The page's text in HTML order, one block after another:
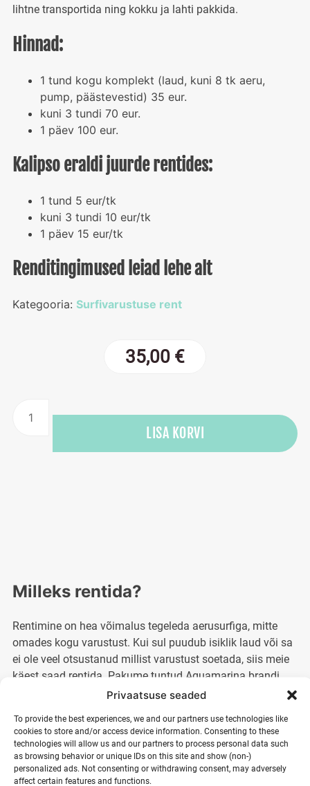
Privaatsuse seaded
To provide the best experiences, we and our partners use technologies like
cookies to store and/or access device information. Consenting to these
technologies will allow us and our partners to process personal data such
as browsing behavior or unique IDs on this site and show (non-)
personalized ads. Not consenting or withdrawing consent, may adversely
affect certain features and functions.
35,00 €
lihtne transportida ning kokku ja lahti pakkida.
Hinnad:
1 tund kogu komplekt (laud, kuni 8 tk aeru,
pump, päästevestid) 35 eur.
kuni 3 tundi 70 eur.
1 päev 100 eur.
Kalipso eraldi juurde rentides:
1 tund 5 eur/tk
kuni 3 tundi 10 eur/tk
1 päev 15 eur/tk
Renditingimused leiad lehe alt
SUP-
LISA KORVI
Kategooria: Surfivarustuse rent
Milleks rentida?
Rentimine on hea võimalus tegeleda aerusurfiga, mitte
omades kogu varustust. Kui sul puudub isiklik laud või sa
ei ole veel otsustanud millist varustust soetada, siis meie
käest saad rentida. Pakume tuntud Aquamarina brandi
pumbatavaid laudasid koos aeruga. Enne kui jõuad
Soovin rentida pikemaks